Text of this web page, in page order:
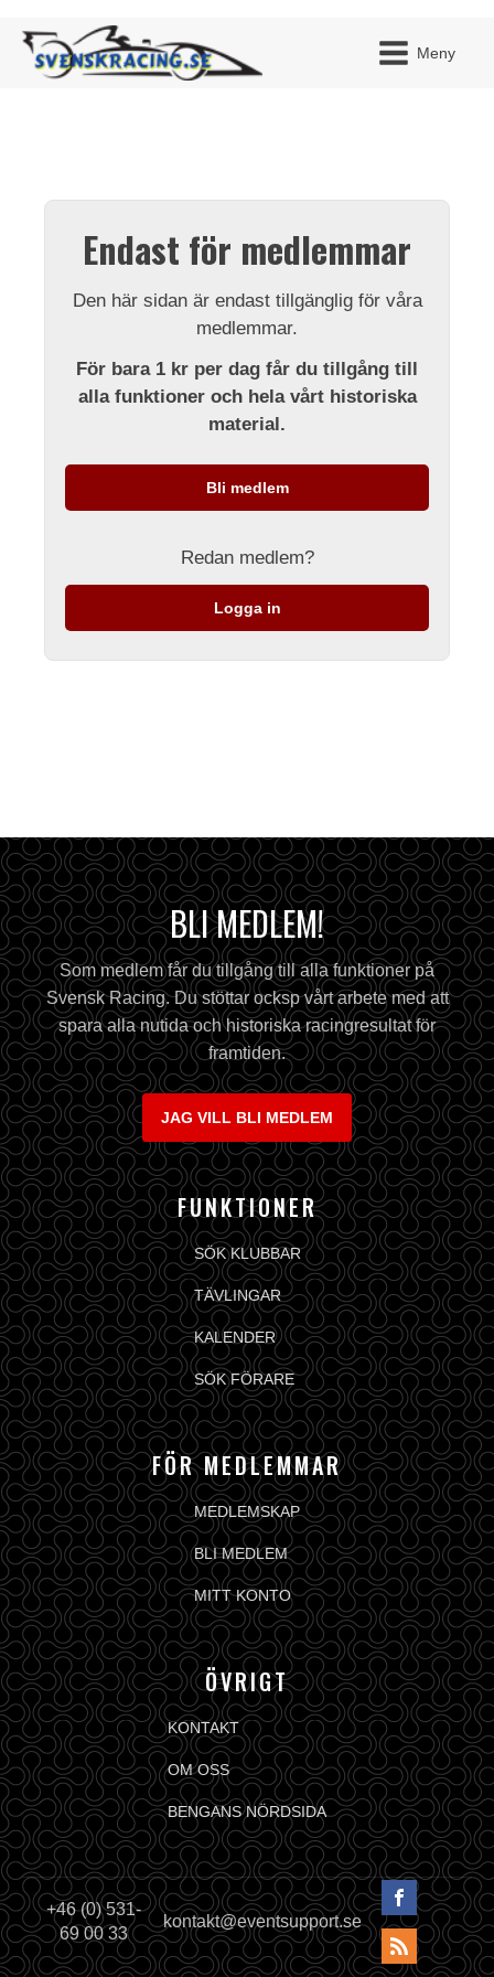
Meny
Endast för medlemmar
Den här sidan är endast tillgänglig för våra
medlemmar.
För bara 1 kr per dag får du tillgång till
alla funktioner och hela vårt historiska
material.
Bli medlem
Redan medlem?
Logga in
BLI MEDLEM!
Som medlem får du tillgång till alla funktioner på
Svensk Racing. Du stöttar ocksp vårt arbete med att
spara alla nutida och historiska racingresultat för
framtiden.
JAG VILL BLI MEDLEM
FUNKTIONER
SÖK KLUBBAR
TÄVLINGAR
KALENDER
SÖK FÖRARE
FÖR MEDLEMMAR
MEDLEMSKAP
BLI MEDLEM
MITT KONTO
ÖVRIGT
KONTAKT
OM OSS
BENGANS NÖRDSIDA
+46 (0) 531-
69 00 33
kontakt@eventsupport.se